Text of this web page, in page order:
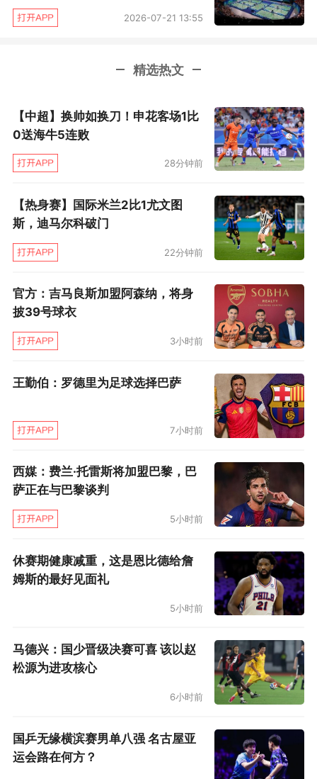
赛事期间，同步举办宁波休闲船艇产业发展研讨
会。本次研讨会以 2026 宁波国际帆船赛举办契
机，依托象山亚帆中心优越滨海区位禀赋与成熟
水上运动产业根基，围绕游艇产业招商引资、资
源互通、业态协同共建等核心方向，搭建高效政
企沟通对接平台，是帆船赛与船艇产业融合的创
新实践。
据介绍，本届赛事首次将北斗系统作为户外运动
测试载体，探索其在帆船追踪、导航定位等场景
的应用，以科技创新助力体育赛事专业化、智能
化升级。
赛事开启多平台直播模式，精准呈现船只航行路
线、实时位置、航行速度及赛程动态，直观还原
海上竞技全过程。
宁波海事局及象山海事处承担海上通航保障与应
急警戒任务，通过提前发布航行警告、利用智慧
海事系统精准管控，引导周边船舶有序通航，确
保比赛水域与日常通航互不干扰，为赛事提供安
国际帆船赛等重大赛事相继落地，象山在大型帆
船赛事组织运营方面积累了系统经验，这座滨海
城市正逐步成长为长三角地区帆船运动的重要承
载地。
2026-07-21 13:55
精选热文
【中超】换帅如换刀！申花客场1比
0送海牛5连败
28分钟前
【热身赛】国际米兰2比1尤文图
斯，迪马尔科破门
22分钟前
官方：吉马良斯加盟阿森纳，将身
披39号球衣
3小时前
王勤伯：罗德里为足球选择巴萨
7小时前
西媒：费兰·托雷斯将加盟巴黎，巴
萨正在与巴黎谈判
5小时前
休赛期健康减重，这是恩比德给詹
姆斯的最好见面礼
5小时前
马德兴：国少晋级决赛可喜 该以赵
松源为进攻核心
6小时前
国乒无缘横滨赛男单八强 名古屋亚
运会路在何方？